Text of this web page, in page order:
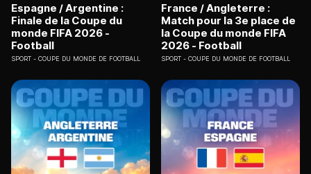
Espagne / Argentine :
Finale de la Coupe du
monde FIFA 2026 -
Football
SPORT COUPE DU MONDE DE FOOTBALL
France / Angleterre :
Match pour la 3e place de
la Coupe du monde FIFA
2026 - Football
SPORT COUPE DU MONDE DE FOOTBALL